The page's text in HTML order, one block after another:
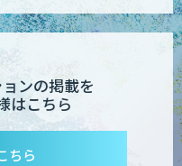
ンの掲載を
はこちら
ちら